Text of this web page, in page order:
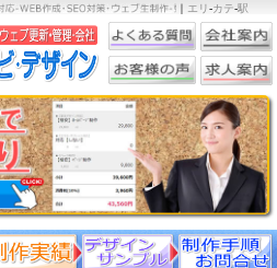
｜ エリ-カテ-駅